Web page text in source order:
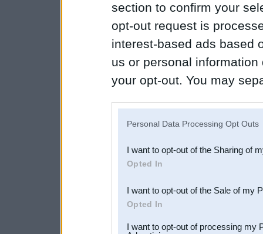
section to confirm your
opt-out request is
interest-based ads based
us or personal
your opt-out. You may
Downstream Participants
third parties.
Personal Data Processing Opt Outs
I want to opt-out of the Sharing of
Opted In
I want to opt-out of the Sale of my
Opted In
I want to opt-out of processing my